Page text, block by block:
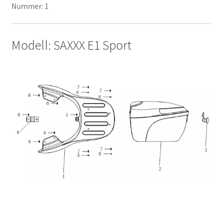
Nummer: 1
Modell: SAXXX E1 Sport